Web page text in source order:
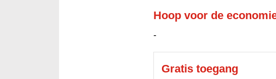
Hoop voor de
-
Gratis toegang